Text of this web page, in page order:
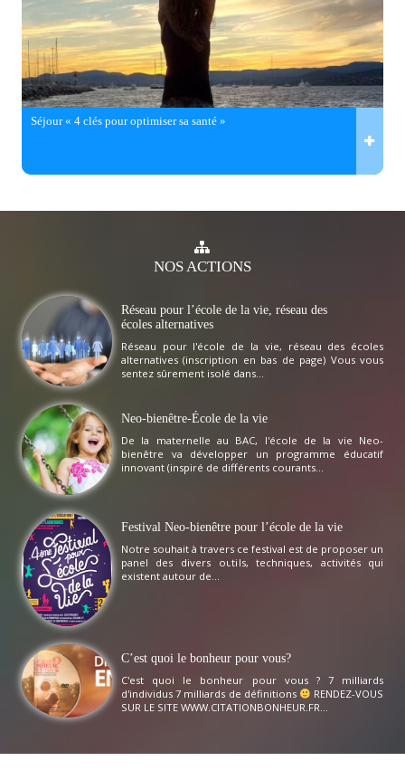
Séjour « 4 clés pour optimiser sa santé »
NOSACTIONS
Réseau pour l’école de la vie, réseau des
écoles alternatives
Réseau pour l'école de la vie, réseau des écoles
alternatives (inscription en bas de page) Vous vous
sentez sûrement isolé dans...
Neo-bienêtre-École de la vie
De la maternelle au BAC, l'école de la vie Neo-
bienêtre va développer un programme éducatif
innovant (inspiré de différents courants...
Festival Neo-bienêtre pour l’école de la vie
Notre souhait à travers ce festival est de proposer un
panel des divers outils, techniques, activités qui
existent autour de...
C’est quoi le bonheur pour vous?
C'est quoi le bonheur pour vous ? 7 milliards
d'individus 7 milliards de définitions
RENDEZ-VOUS
SUR LE SITE WWW.CITATIONBONHEUR.FR...